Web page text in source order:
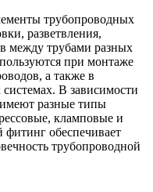
трубопроводных
разветвления,
между трубами разных
при монтаже
а также в
В зависимости
разные типы
кламповые и
обеспечивает
трубопроводной